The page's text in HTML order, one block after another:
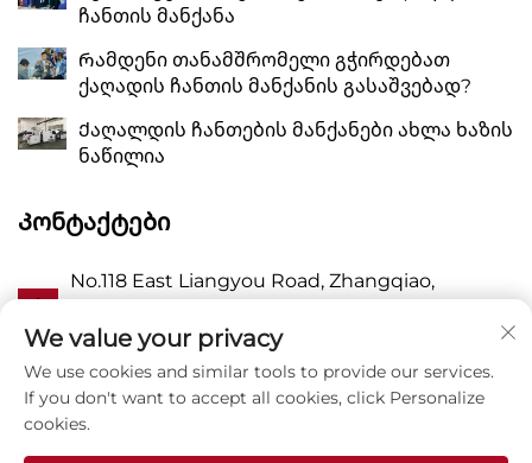
ჩანთის მანქანა
Რამდენი თანამშრომელი გჭირდებათ
ქაღადის ჩანთის მანქანის გასაშვებად?
Ქაღალდის ჩანთების მანქანები ახლა ხაზის
ნაწილია
Კონტაქტები
Ა
No.118 East Liangyou Road, Zhangqiao,
Wanquan Town, Pingyang, Wenzhou City,
Zhejiang P.R. China 325409
Პ 8615988795434
We value your privacy
We use cookies and similar tools to provide our services.
If you don't want to accept all cookies, click Personalize
cookies.